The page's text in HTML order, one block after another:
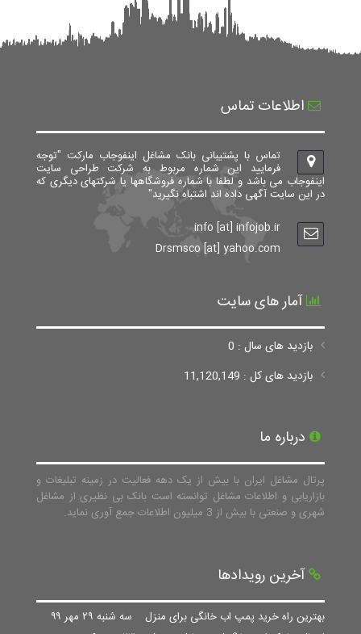
اطلاعات تماس
تماس با پشتیبانی بانک مشاغل اینفوجاب مارکت "توجه
فرمایید این شماره مربوط به شرکت طراحی سایت
اینفوجاب می باشد و لطفا با شماره فروشگاهها یا شرکتهای دیگری که
در این سایت آگهی داده اند اشتباه نگیرید"
info [at] infojob.ir
Drsmsco [at] yahoo.com
آمار های سایت
بازدید های سال : 0
بازدید های کل : 11,120,149
درباره ما
پرتال مشاغل ایران با بیش از یک دهه فعالیت در زمینه تبلیغات و
بازاریابی و اطلاعات مشاغل توانسته است بانک بی نظیری از مشاغل
شهری و صنعتی با بیش از 3 میلیون اطلاعات جمع آوری نماید.
آخرین رویدادها
بهترین راه خرید پمپ اب خانگی برای منزل سه شنبه ۲۹ مهر ۹۹